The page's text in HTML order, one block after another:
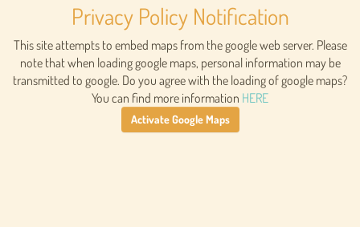
Privacy Policy Notification
This site attempts to embed maps from the google web server. Please
note that when loading google maps, personal information may be
transmitted to google. Do you agree with the loading of google maps?
You can find more information HERE